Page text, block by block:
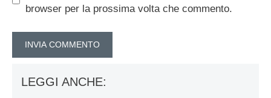
browser per la prossima volta che commento.
LEGGI ANCHE: